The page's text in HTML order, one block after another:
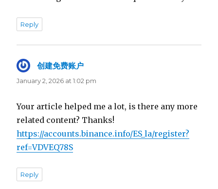
Reply
创建免费账户
January 2, 2026 at 1:02 pm
Your article helped me a lot, is there any more
related content? Thanks!
https://accounts.binance.info/ES_la/register?
ref=VDVEQ78S
Reply